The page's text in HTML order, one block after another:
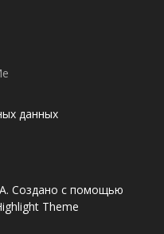
данных
Создано с помощью
Theme